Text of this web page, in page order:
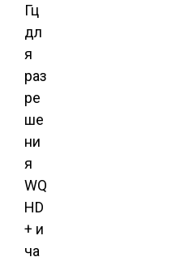
Гц
дл
я
раз
ре
ше
ни
я
WQ
HD
+ и
ча